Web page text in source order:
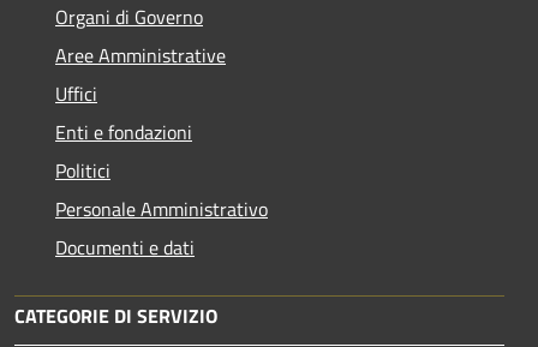
Organi di Governo
Aree Amministrative
Uffici
Enti e fondazioni
Politici
Personale Amministrativo
Documenti e dati
CATEGORIE DI SERVIZIO